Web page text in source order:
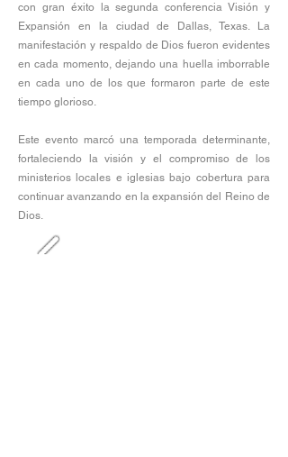
con gran éxito la segunda conferencia Visión y
Expansión en la ciudad de Dallas, Texas. La
manifestación y respaldo de Dios fueron evidentes
en cada momento, dejando una huella imborrable
en cada uno de los que formaron parte de este
tiempo glorioso.
Este evento marcó una temporada determinante,
fortaleciendo la visión y el compromiso de los
ministerios locales e iglesias bajo cobertura para
continuar avanzando en la expansión del Reino de
Dios.